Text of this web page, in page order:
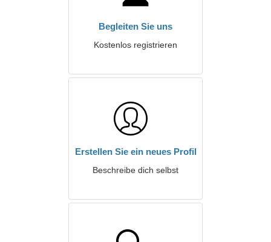
Begleiten Sie uns
Kostenlos registrieren
Erstellen Sie ein neues Profil
Beschreibe dich selbst